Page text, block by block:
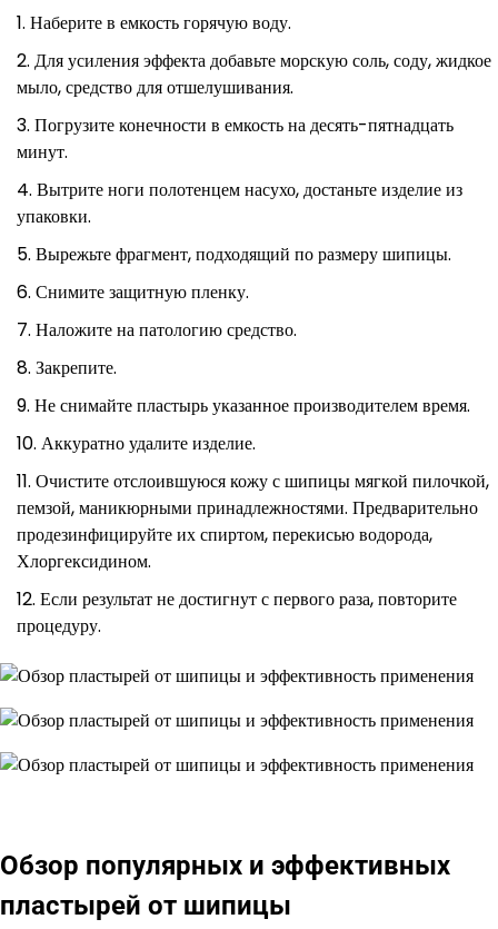
Наберите в емкость горячую воду.
Для усиления эффекта добавьте морскую соль, соду, жидкое
мыло, средство для отшелушивания.
Погрузите конечности в емкость на десять-пятнадцать
минут.
Вытрите ноги полотенцем насухо, достаньте изделие из
упаковки.
Вырежьте фрагмент, подходящий по размеру шипицы.
Снимите защитную пленку.
Наложите на патологию средство.
Закрепите.
Не снимайте пластырь указанное производителем время.
Аккуратно удалите изделие.
Очистите отслоившуюся кожу с шипицы мягкой пилочкой,
пемзой, маникюрными принадлежностями. Предварительно
продезинфицируйте их спиртом, перекисью водорода,
Хлоргексидином.
Если результат не достигнут с первого раза, повторите
процедуру.
Обзор популярных и эффективных
пластырей от шипицы